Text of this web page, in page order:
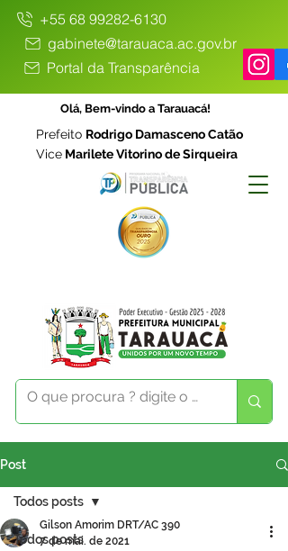
+55 68 99282-6130
gabinete@tarauaca.ac.gov.br
Portal da Transparência
Olá, Bem-vindo a Tarauacá!
Prefeito Rodrigo Damasceno Catão
Vice Marilete Vitorino de Sirqueira
Post
Todos posts
Todos posts
Gilson Amorim DRT/AC 390
7 de mai. de 2021